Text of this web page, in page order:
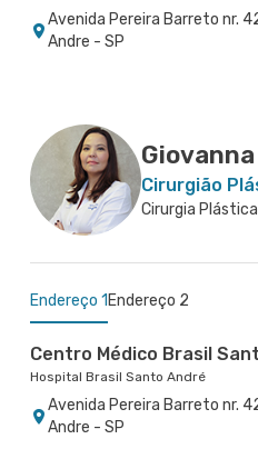
Avenida Pereira Barreto nr.
Andre - SP
Cirurgião
Cirurgia Plástica
Endereço 1 Endereço 2
Centro Médico Brasil
Hospital Brasil Santo André
Avenida Pereira Barreto nr.
Andre - SP